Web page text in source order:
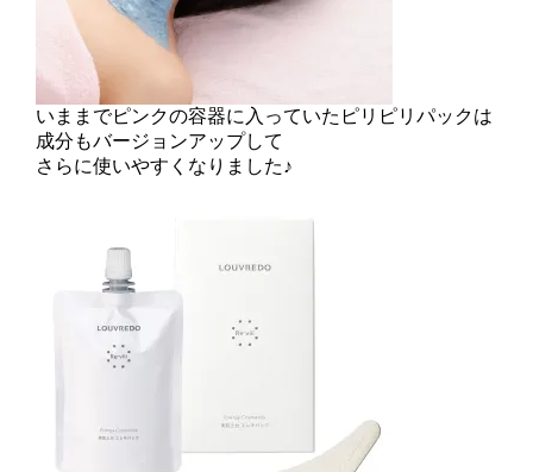
いままでピンクの容器に入っていたピリピリパックは
成分もバージョンアップして
さらに使いやすくなりました♪